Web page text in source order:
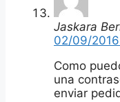
Jaskara
02/09/
Como
una
enviar